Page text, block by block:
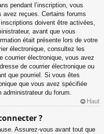
pendant l’inscription, vous
reçues. Certains forums
doivent être activées,
avant que vous
était présente lors de votre
électronique, consultez les
courrier électronique, vous avez
de courrier électronique ou
que pourriel. Si vous êtes
que vous avez spécifiée
du forum.
Haut
?
Assurez-vous avant tout que